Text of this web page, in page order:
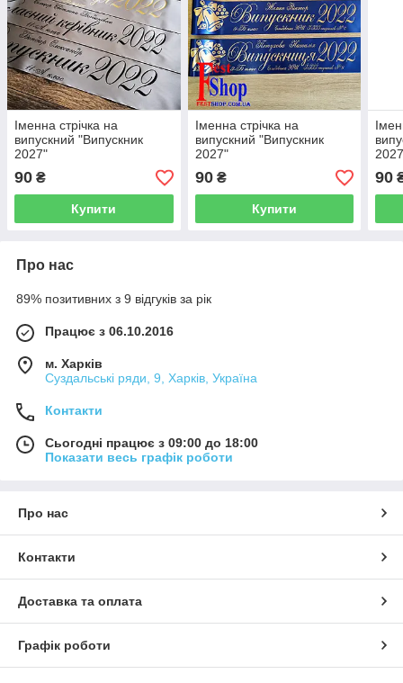
Іменна стрічка на
випускний "Випускник
2027"
90 ₴
Купити
Іменна стрічка на
випускний "Випускник
2027"
90₴
Купити
90
Про нас
89% позитивних з 9 відгуків за рік
Працює з 06.10.2016
м. Харків
Суздальські ряди, 9, Харків, Україна
Контакти
Сьогодні працює з 09:00 до 18:00
Показати весь графік роботи
Про нас
Контакти
Доставка та оплата
Графік роботи